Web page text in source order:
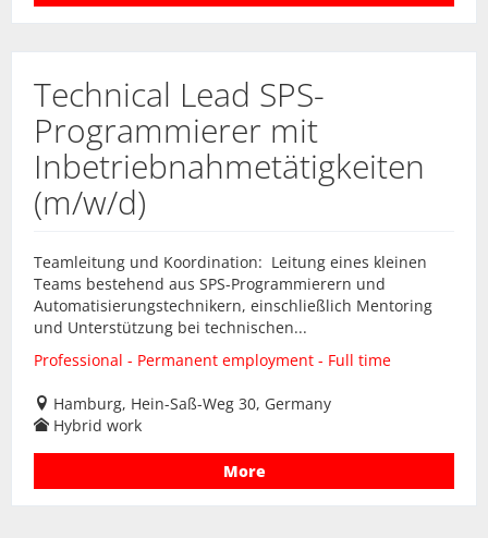
Technical Lead SPS-
Programmierer mit
Inbetriebnahmetätigkeiten
(m/w/d)
Teamleitung und Koordination: Leitung eines kleinen
Teams bestehend aus SPS-Programmierern und
Automatisierungstechnikern, einschließlich Mentoring
und Unterstützung bei technischen...
Professional - Permanent employment - Full time
Hamburg, Hein-Saß-Weg 30, Germany
Hybrid work
More